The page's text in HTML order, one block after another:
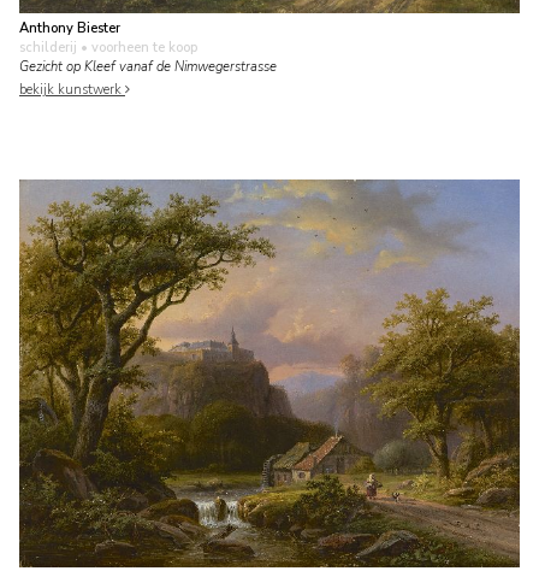
Anthony Biester
schilderij • voorheen te koop
Gezicht op Kleef vanaf de Nimwegerstrasse
bekijk kunstwerk